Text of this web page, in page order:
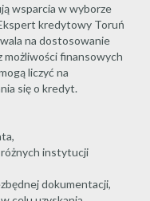
wsparcia w wyborze
kredytowy Toruń
na dostosowanie
finansowych
liczyć na
się o kredyt.
instytucji
dokumentacji,